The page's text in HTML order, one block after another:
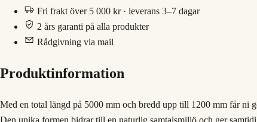
Fri frakt över 5 000 kr · leverans 3–7 dagar
2 års garanti på alla produkter
Rådgivning via mail
Produktinformation
Med en total längd på 5000 mm och bredd upp till 1200 mm får ni
Den unika formen bidrar till en naturlig samtalsmiljö och ger